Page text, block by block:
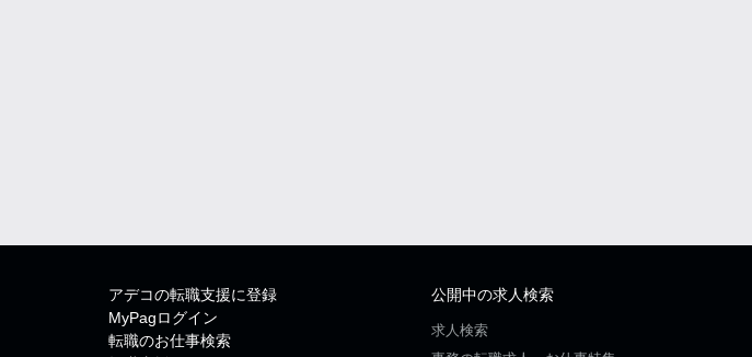
アデコの転職支援に登録
MyPagログイン
転職のお仕事検索
公開中の求人検索
求人検索